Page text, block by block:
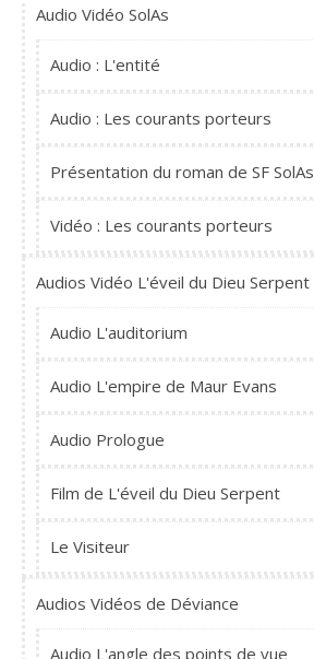
Audio Vidéo SolAs
Audio : L'entité
Audio : Les courants porteurs
Présentation du roman de SF SolAs
Vidéo : Les courants porteurs
Audios Vidéo L'éveil du Dieu Serpent
Audio L'auditorium
Audio L'empire de Maur Evans
Audio Prologue
Film de L'éveil du Dieu Serpent
Le Visiteur
Audios Vidéos de Déviance
Audio L'angle des points de vue